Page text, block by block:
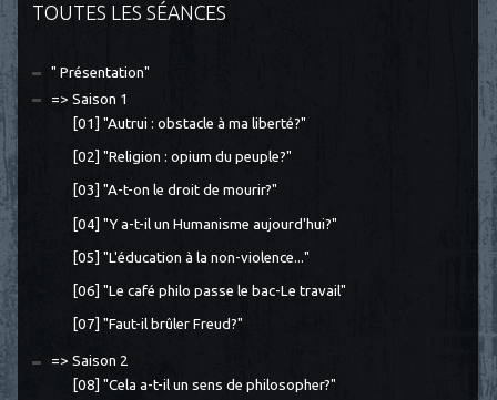
TOUTES LES SÉANCES
" Présentation"
=> Saison 1
[01] "Autrui : obstacle à ma liberté?"
[02] "Religion : opium du peuple?"
[03] "A-t-on le droit de mourir?"
[04] "Y a-t-il un Humanisme aujourd'hui?"
[05] "L'éducation à la non-violence..."
[06] "Le café philo passe le bac-Le travail"
[07] "Faut-il brûler Freud?"
=> Saison 2
[08] "Cela a-t-il un sens de philosopher?"